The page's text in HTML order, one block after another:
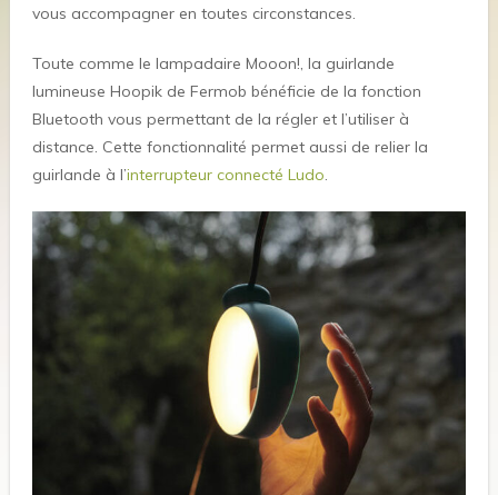
vous accompagner en toutes circonstances.
Toute comme le lampadaire Mooon!, la guirlande
lumineuse Hoopik de Fermob bénéficie de la fonction
Bluetooth vous permettant de la régler et l’utiliser à
distance. Cette fonctionnalité permet aussi de relier la
guirlande à l’interrupteur connecté Ludo.